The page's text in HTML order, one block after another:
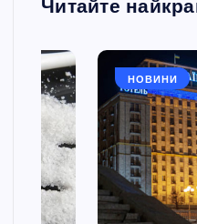
Читайте
НОВИНИ